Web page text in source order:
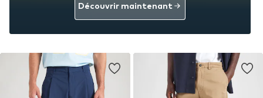
Découvrir maintenant